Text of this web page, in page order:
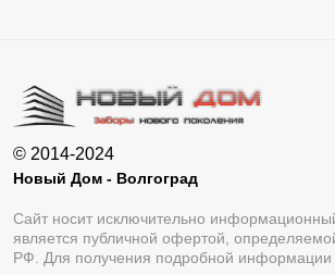
© 2014-2024
Новый Дом - Волгоград
Сайт носит исключительно
является публичной офертой,
РФ. Для получения подробной информации